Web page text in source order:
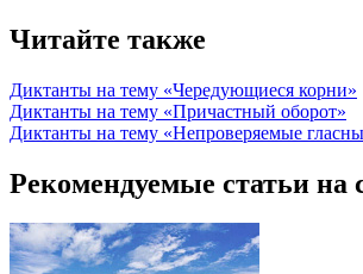
Читайте также
Диктанты на тему «Чередующиеся корни»
Диктанты на тему «Причастный оборот»
Диктанты на тему «Непроверяемые
Рекомендуемые статьи на